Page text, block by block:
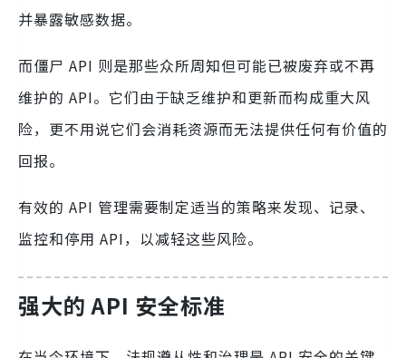
并暴露敏感数据。
而僵尸 API 则是那些众所周知但可能已被废弃或不再
维护的 API。它们由于缺乏维护和更新而构成重大风
险，更不用说它们会消耗资源而无法提供任何有价值的
回报。
有效的 API 管理需要制定适当的策略来发现、记录、
监控和停用 API，以减轻这些风险。
强大的 API 安全标准